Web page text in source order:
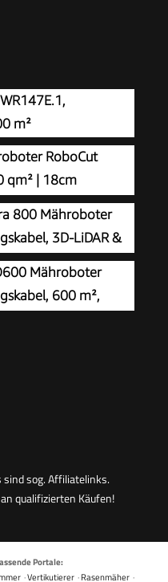
m²
RoboCut
qm² | 18cm
60 mm Schnitthöhe
App gesteuert | 35%
130m Kabel &
800 Mähroboter
3D-LiDAR &
Mähroboter
600 m²,
Stellen
sog. Affiliatelinks.
qualifizierten Käufen!
Portale:
·Vertikutierer·Rasenmäher·